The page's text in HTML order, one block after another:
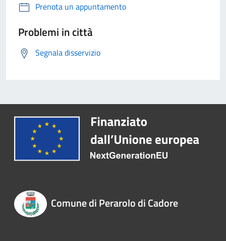
Prenota un appuntamento
Problemi in città
Segnala disservizio
Comune di Perarolo di Cadore